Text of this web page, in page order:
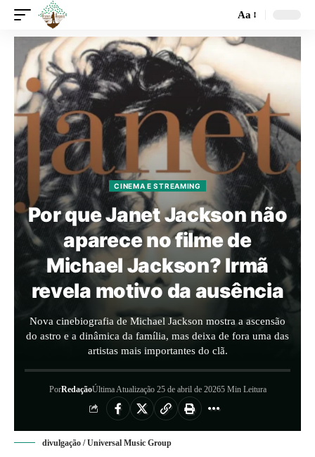
Aa
CINEMA E STREAMING
Por que Janet Jackson não
aparece no filme de
Michael Jackson? Irmã
revela motivo da ausência
Nova cinebiografia de Michael Jackson mostra a ascensão
do astro e a dinâmica da família, mas deixa de fora uma das
artistas mais importantes do clã.
PorRedaçãoÚltima Atualização 25 de abril de 20265 Min Leitura
divulgação / Universal Music Group